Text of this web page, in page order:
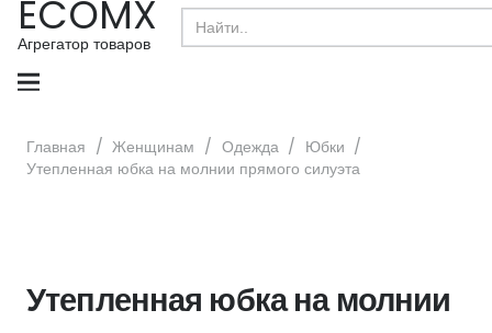
ECOMX
Агрегатор товаров
Search
for:
Главная / Женщинам / Одежда / Юбки /
Утепленная юбка на молнии прямого силуэта
Утепленная юбка на молнии